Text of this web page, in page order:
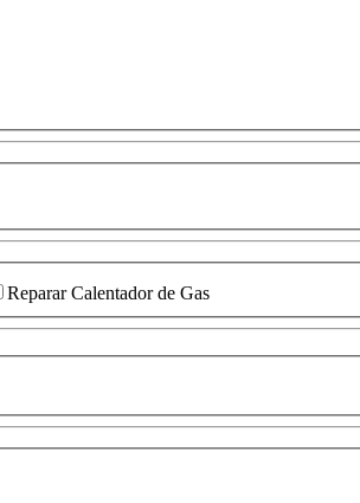
Reparar Calentador de Gas